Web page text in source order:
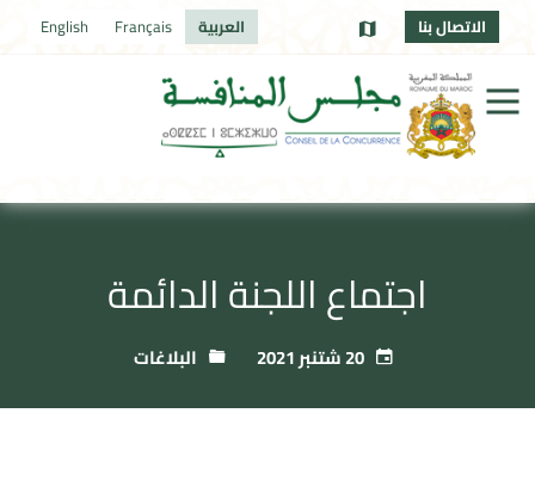
الاتصال بنا العربية Français
English
اجتماع اللجنة الدائمة
البلاغات